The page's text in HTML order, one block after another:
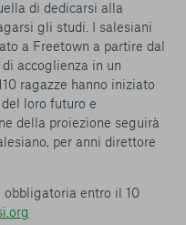
di dedicarsi alla
gli studi. I salesiani
a Freetown a partire dal
accoglienza in un
ragazze hanno iniziato
loro futuro e
della proiezione seguirà
per anni direttore
obbligatoria entro il 10